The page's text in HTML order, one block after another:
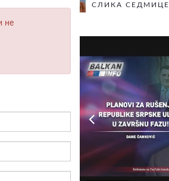
не
СЛИКА СЕДМИЦЕ